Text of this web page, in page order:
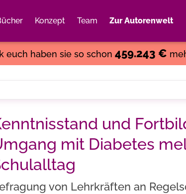
Konzept Team Zur Autorenwelt
euch haben sie so schon 459.243 €
und
mit Diabetes
von Lehrkräften an